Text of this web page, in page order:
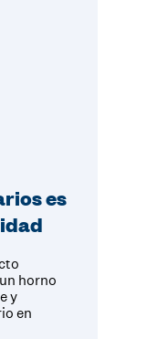
es
horno
y
en